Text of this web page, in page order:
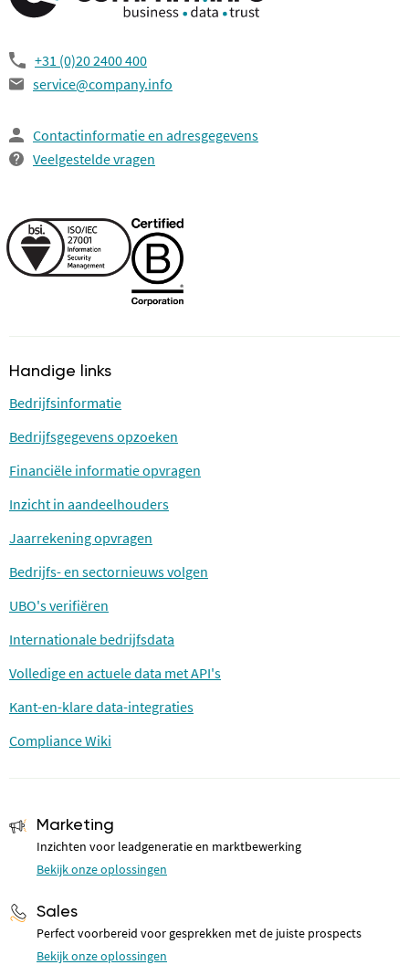
+31 (0)20 2400 400
service@company.info
Contactinformatie en adresgegevens
Veelgestelde vragen
Handige links
Bedrijfsinformatie
Bedrijfsgegevens opzoeken
Financiële informatie opvragen
Inzicht in aandeelhouders
Jaarrekening opvragen
Bedrijfs- en sectornieuws volgen
UBO's verifiëren
Internationale bedrijfsdata
Volledige en actuele data met API's
Kant-en-klare data-integraties
Compliance Wiki
Marketing
Inzichten voor leadgeneratie en marktbewerking
Bekijk onze oplossingen
Sales
Perfect voorbereid voor gesprekken met de juiste prospects
Bekijk onze oplossingen